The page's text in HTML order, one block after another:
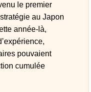
le premier
au Japon
année-là,
pouvaient
cumulée